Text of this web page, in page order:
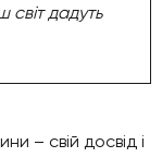
світ дадуть
– свій досвід і